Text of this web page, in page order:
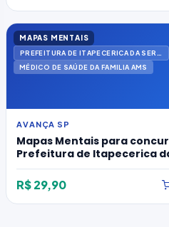
MAPAS MENTAIS
MÉDICO DE SAÚDE DA FAMILIA AMS
AVANÇA SP
Mapas Mentais para
Prefeitura de Itapecerica
2026 para Médico de Saúde
Familia Ams
R$ 29,90